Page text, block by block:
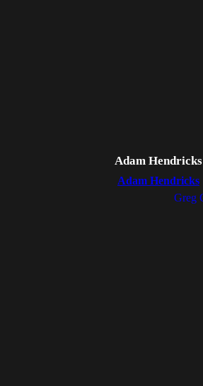
Adam Hendricks
Adam Hendricks